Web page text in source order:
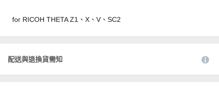
for RICOH THETA Z1、X、V、SC2
配送與退換貨需知